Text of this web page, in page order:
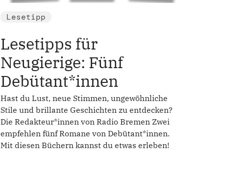
Lesetipp
Lesetipps für
Neugierige: Fünf
Debütant*innen
Hast du Lust, neue Stimmen, ungewöhnliche
Stile und brillante Geschichten zu entdecken?
Die Redakteur*innen von Radio Bremen Zwei
empfehlen fünf Romane von Debütant*innen.
Mit diesen Büchern kannst du etwas erleben!